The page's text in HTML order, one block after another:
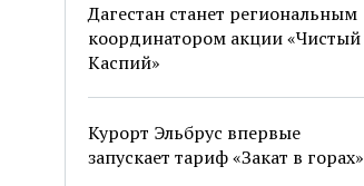
Дагестан станет региональным
координатором акции «Чистый
Каспий»
Курорт Эльбрус впервые
запускает тариф «Закат в горах»